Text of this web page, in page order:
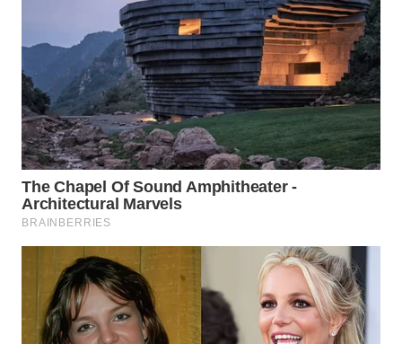
WAHANA
WAHANA
TV
WAHANANEWS
ID
CO ID
WAHANANEWS
NET